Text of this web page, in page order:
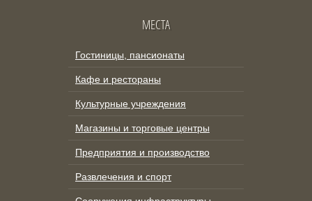
МЕСТА
Гостиницы, пансионаты
Кафе и рестораны
Культурные учреждения
Магазины и торговые центры
Предприятия и производство
Развлечения и спорт